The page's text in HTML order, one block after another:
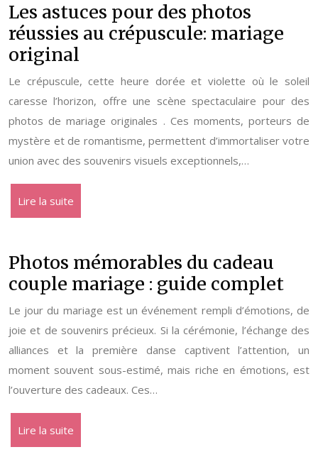
Les astuces pour des photos
réussies au crépuscule: mariage
original
Le crépuscule, cette heure dorée et violette où le soleil
caresse l’horizon, offre une scène spectaculaire pour des
photos de mariage originales . Ces moments, porteurs de
mystère et de romantisme, permettent d’immortaliser votre
union avec des souvenirs visuels exceptionnels,…
Lire la suite
Photos mémorables du cadeau
couple mariage : guide complet
Le jour du mariage est un événement rempli d’émotions, de
joie et de souvenirs précieux. Si la cérémonie, l’échange des
alliances et la première danse captivent l’attention, un
moment souvent sous-estimé, mais riche en émotions, est
l’ouverture des cadeaux. Ces…
Lire la suite